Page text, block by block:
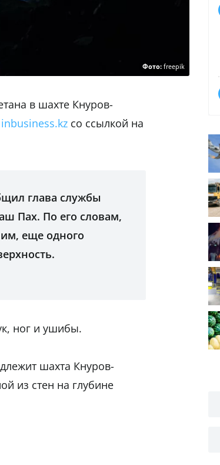
Фото:freepik
в шахте Кнуров-
inbusiness.kz со ссылкой на
глава службы
Пах. По его словам,
еще одного
ног и ушибы.
шахта Кнуров-
из стен на глубине